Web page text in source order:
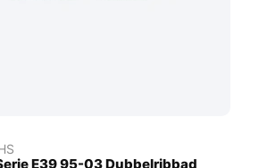
E39 95-03 Dubbelribbad